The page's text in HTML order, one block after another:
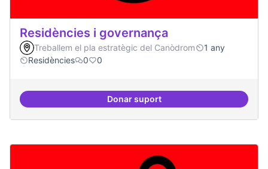
Residències i governança
Treballem el pla estratègic del Canòdrom
1 any
Residències
0 0
Donar suportResidències i governança